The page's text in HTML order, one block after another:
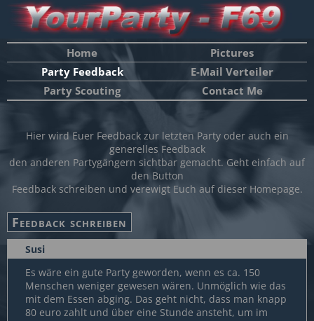
Home
Pictures
Party Feedback
E-Mail Verteiler
Party Scouting
Contact Me
Hier wird Euer Feedback zur letzten Party oder auch ein
generelles Feedback
den anderen Partygängern sichtbar gemacht. Geht einfach auf
den Button
Feedback schreiben und verewigt Euch auf dieser Homepage.
Susi
Es wäre ein gute Party geworden, wenn es ca. 150
Menschen weniger gewesen wären. Unmöglich wie das
mit dem Essen abging. Das geht nicht, dass man knapp
80 euro zahlt und über eine Stunde ansteht, um im